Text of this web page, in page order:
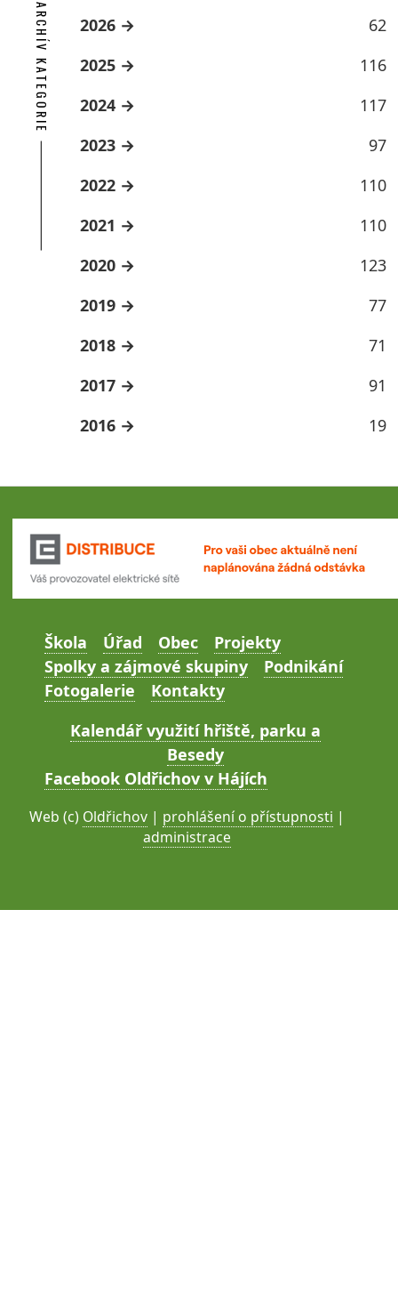
ARCHÍV KATEGORIE 2026
62
2025
116
2024
117
2023
97
2022
110
2021
110
2020
123
2019
77
2018
71
2017
91
2016
19
Škola Úřad Obec
Projekty
Spolky a zájmové skupiny
Podnikání
Fotogalerie
Kontakty
Kalendář využití hřiště, parku a
Besedy
Facebook Oldřichov v Hájích
Web (c) Oldřichov | prohlášení o přístupnosti |
administrace